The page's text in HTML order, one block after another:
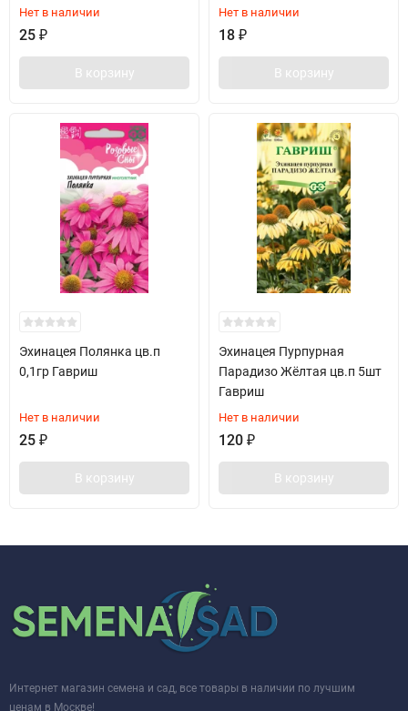
Нет в наличии
25 ₽
В корзину
Нет в наличии
18 ₽
В корзину
Эхинацея Полянка цв.п
0,1гр Гавриш
Нет в наличии
25 ₽
В корзину
Эхинацея Пурпурная
Парадизо Жёлтая цв.п 5шт
Гавриш
Нет в наличии
120 ₽
В корзину
Интернет магазин семена и сад, все товары в наличии по лучшим
ценам в Москве!